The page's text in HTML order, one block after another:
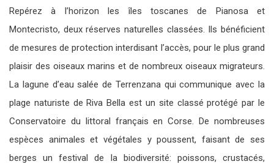
Repérez à l’horizon les îles toscanes de Pianosa et
Montecristo, deux réserves naturelles classées. Ils bénéficient
de mesures de protection interdisant l’accès, pour le plus grand
plaisir des oiseaux marins et de nombreux oiseaux migrateurs.
La lagune d’eau salée de Terrenzana qui communique avec la
plage naturiste de Riva Bella est un site classé protégé par le
Conservatoire du littoral français en Corse. De nombreuses
espèces animales et végétales y poussent, faisant de ses
berges un festival de la biodiversité: poissons, crustacés,